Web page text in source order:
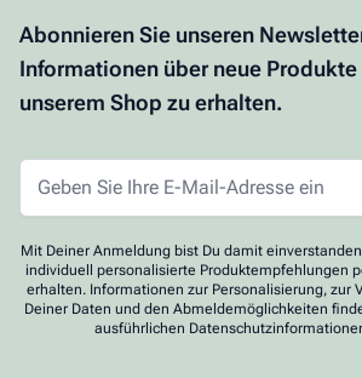
Abonnieren Sie unseren
Informationen über neue
unserem Shop zu erhalten.
Mit Deiner Anmeldung bist Du damit
individuell personalisierte Produktempfehlungen
erhalten. Informationen zur Personalisierung, zur
Deiner Daten und den Abmeldemöglichkeiten
ausführlichen